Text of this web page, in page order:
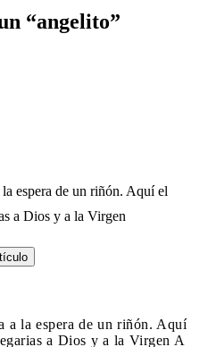
“angelito”
espera de un riñón. Aquí el
a Dios y a la Virgen
a la espera de un riñón. Aquí
a Dios y a la Virgen A